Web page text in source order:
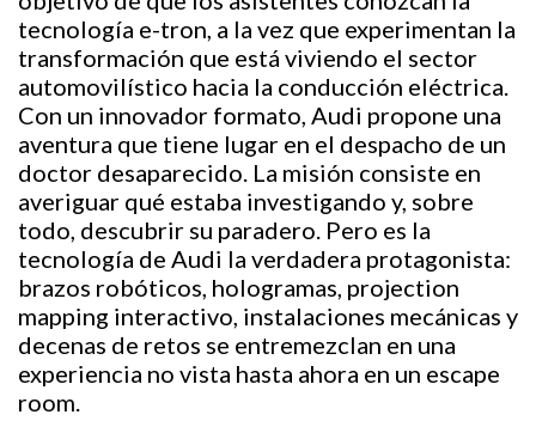
tecnología e-tron, a la vez que experimentan la
transformación que está viviendo el sector
automovilístico hacia la conducción eléctrica.
Con un innovador formato, Audi propone una
aventura que tiene lugar en el despacho de un
doctor desaparecido. La misión consiste en
averiguar qué estaba investigando y, sobre
todo, descubrir su paradero. Pero es la
tecnología de Audi la verdadera protagonista:
brazos robóticos, hologramas, projection
mapping interactivo, instalaciones mecánicas y
decenas de retos se entremezclan en una
experiencia no vista hasta ahora en un escape
room.